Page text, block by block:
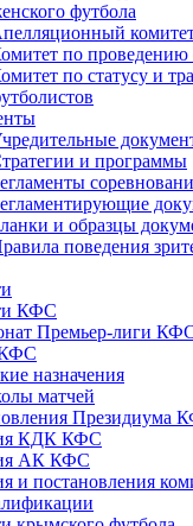
футбола
по проведению
по статусу и
и программы
и образцы
поведения
КФС
Премьер-лиги
назначения
матчей
Президиума
КДК КФС
АК КФС
и постановления